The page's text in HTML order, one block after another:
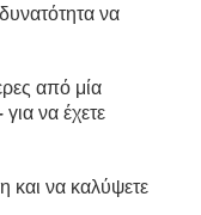
να
από μία
για να έχετε
και να καλύψετε